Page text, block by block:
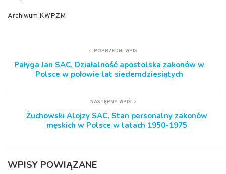
Archiwum KWPZM
POPRZEDNI WPIS
Pałyga Jan SAC, Działalność apostolska zakonów w
Polsce w połowie lat siedemdziesiątych
NASTĘPNY WPIS
Żuchowski Alojzy SAC, Stan personalny zakonów
męskich w Polsce w latach 1950-1975
WPISY POWIĄZANE